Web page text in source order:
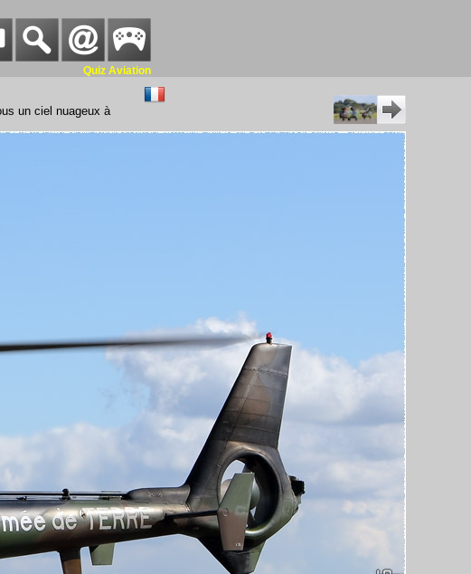
Quiz Aviation
un ciel nuageux à